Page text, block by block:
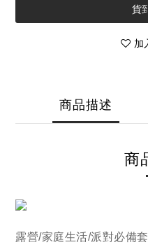
貨
加
商品描述
商
露營/家庭生活/派對必備